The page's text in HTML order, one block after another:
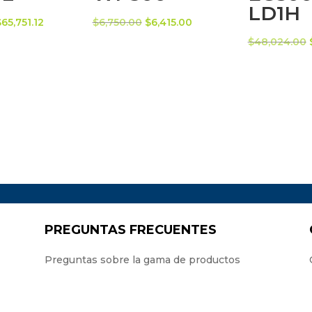
65,751.12 $6,750.00 El
$6,415.00El
LD1H
$48,024.00
PREGUNTAS FRECUENTES
Preguntas sobre la gama de productos